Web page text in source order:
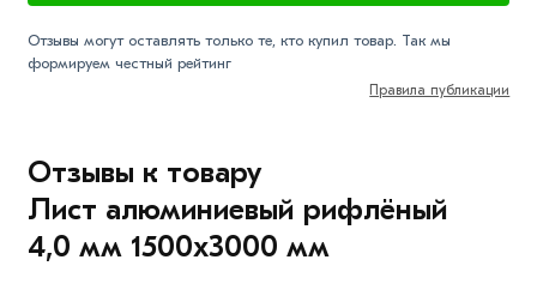
Данний товар от производителя сертифицирован,
соответствует всем стандартам качества. Возврат
Отзывы к товару
Лист алюминиевый рифлёный
4,0 мм 1500х3000 мм
Отзывы могут оставлять только те, кто купил товар. Так мы
формируем честный рейтинг
Правила публикации